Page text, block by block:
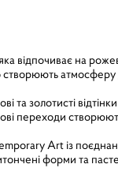
відпочиває на
створюють
та золотисті
переходи
Art із
форми та